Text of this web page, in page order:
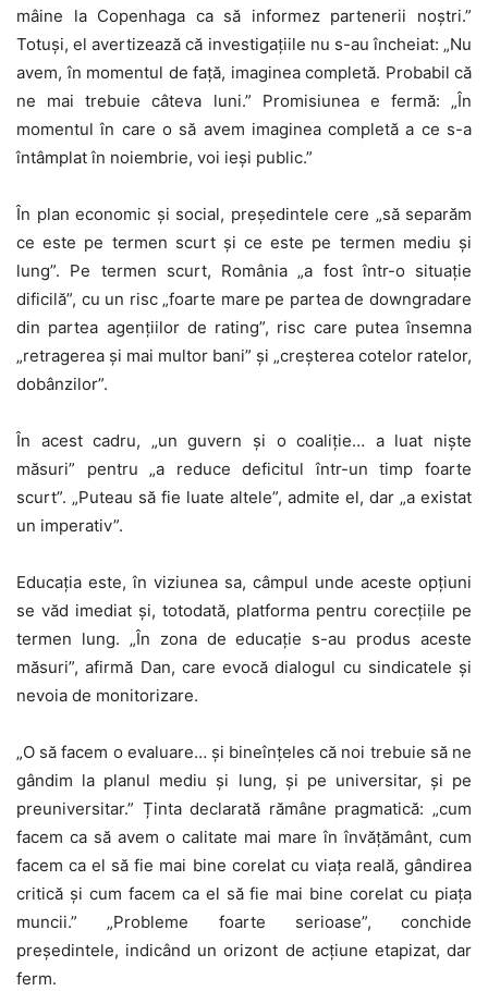
mâine la Copenhaga ca să informez partenerii noștri.”
Totuși, el avertizează că investigațiile nu s-au încheiat: „Nu
avem, în momentul de față, imaginea completă. Probabil că
ne mai trebuie câteva luni.” Promisiunea e fermă: „În
momentul în care o să avem imaginea completă a ce s-a
întâmplat în noiembrie, voi ieși public.”
În plan economic și social, președintele cere „să separăm
ce este pe termen scurt și ce este pe termen mediu și
lung”. Pe termen scurt, România „a fost într-o situație
dificilă”, cu un risc „foarte mare pe partea de downgradare
din partea agențiilor de rating”, risc care putea însemna
„retragerea și mai multor bani” și „creșterea cotelor ratelor,
dobânzilor”.
În acest cadru, „un guvern și o coaliție… a luat niște
măsuri” pentru „a reduce deficitul într-un timp foarte
scurt”. „Puteau să fie luate altele”, admite el, dar „a existat
un imperativ”.
Educația este, în viziunea sa, câmpul unde aceste opțiuni
se văd imediat și, totodată, platforma pentru corecțiile pe
termen lung. „În zona de educație s-au produs aceste
măsuri”, afirmă Dan, care evocă dialogul cu sindicatele și
nevoia de monitorizare.
„O să facem o evaluare… și bineînțeles că noi trebuie să ne
gândim la planul mediu și lung, și pe universitar, și pe
preuniversitar.” Ținta declarată rămâne pragmatică: „cum
facem ca să avem o calitate mai mare în învățământ, cum
facem ca el să fie mai bine corelat cu viața reală, gândirea
critică și cum facem ca el să fie mai bine corelat cu piața
muncii.” „Probleme foarte serioase”, conchide
președintele, indicând un orizont de acțiune etapizat, dar
ferm.